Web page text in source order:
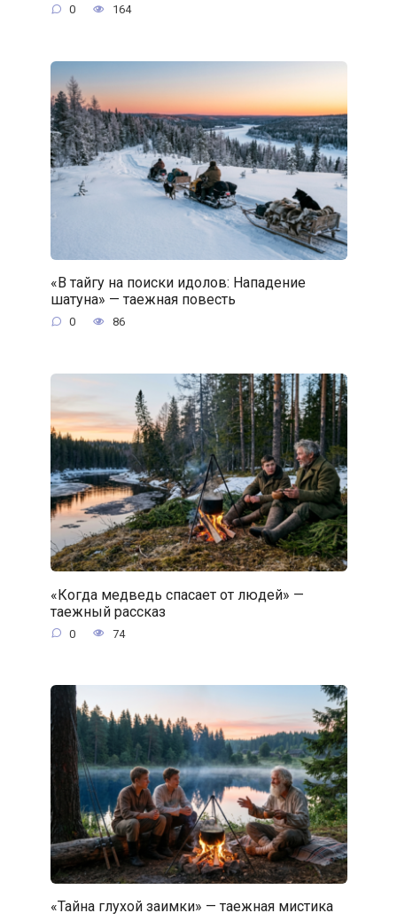
0 164
«В тайгу на поиски идолов: Нападение
шатуна» — таежная повесть
0 86
«Когда медведь спасает от людей» —
таежный рассказ
0 74
«Тайна глухой заимки» — таежная мистика